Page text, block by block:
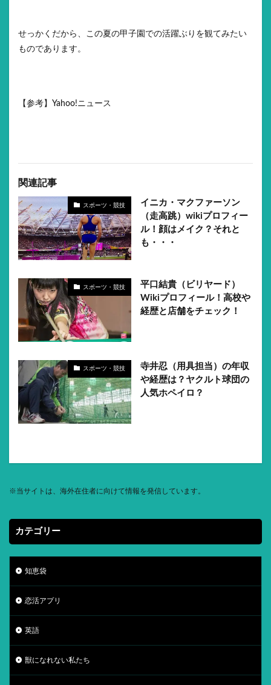
せっかくだから、この夏の甲子園での活躍ぶりを観てみたい
ものであります。
【参考】Yahoo!ニュース
関連記事
スポーツ・競技
イニカ・マクファーソン
（走高跳）wikiプロフィー
ル！顔はメイク？それと
も・・・
スポーツ・競技
平口結貴（ビリヤード）
Wikiプロフィール！高校や
経歴と店舗をチェック！
スポーツ・競技
寺井忍（用具担当）の年収
や経歴は？ヤクルト球団の
人気ホペイロ？
※当サイトは、海外在住者に向けて情報を発信しています。
カテゴリー
知恵袋
恋活アプリ
英語
獣になれない私たち